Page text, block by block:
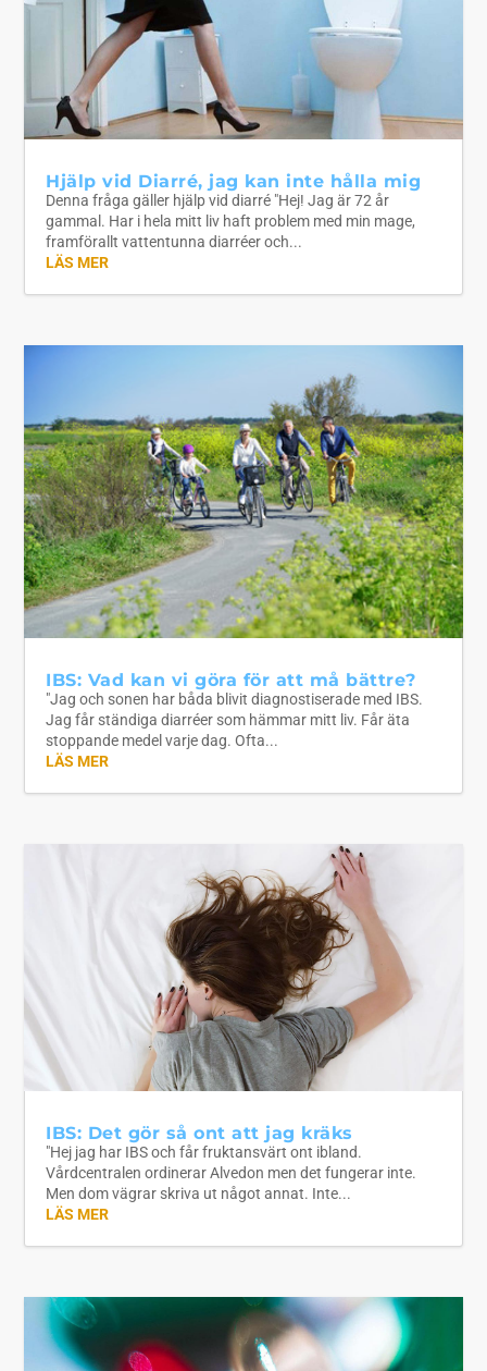
Hjälp vid Diarré, jag kan inte hålla mig
Denna fråga gäller hjälp vid diarré "Hej! Jag är 72 år
gammal. Har i hela mitt liv haft problem med min mage,
framförallt vattentunna diarréer och...
LÄS MER
IBS: Vad kan vi göra för att må bättre?
"Jag och sonen har båda blivit diagnostiserade med IBS.
Jag får ständiga diarréer som hämmar mitt liv. Får äta
stoppande medel varje dag. Ofta...
LÄS MER
IBS: Det gör så ont att jag kräks
"Hej jag har IBS och får fruktansvärt ont ibland.
Vårdcentralen ordinerar Alvedon men det fungerar inte.
Men dom vägrar skriva ut något annat. Inte...
LÄS MER